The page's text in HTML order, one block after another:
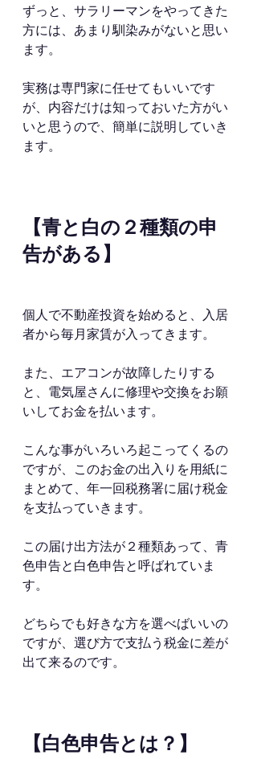
ずっと、サラリーマンをやってきた
方には、あまり馴染みがないと思い
ます。
実務は専門家に任せてもいいです
が、内容だけは知っておいた方がい
いと思うので、簡単に説明していき
ます。
【青と白の２種類の申
告がある】
個人で不動産投資を始めると、入居
者から毎月家賃が入ってきます。
また、エアコンが故障したりする
と、電気屋さんに修理や交換をお願
いしてお金を払います。
こんな事がいろいろ起こってくるの
ですが、このお金の出入りを用紙に
まとめて、年一回税務署に届け税金
を支払っていきます。
この届け出方法が２種類あって、青
色申告と白色申告と呼ばれていま
す。
どちらでも好きな方を選べばいいの
ですが、選び方で支払う税金に差が
出て来るのです。
【白色申告とは？】